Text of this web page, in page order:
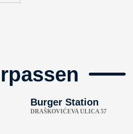
Burger Station
DRAŠKOVIĆEVA ULICA 57